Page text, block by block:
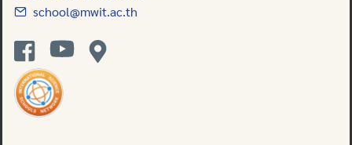
school@mwit.ac.th